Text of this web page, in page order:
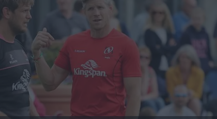
6 Nazioni
United Rugby Championship
Top14
Premiership
Champions Cup
Challenge Cup